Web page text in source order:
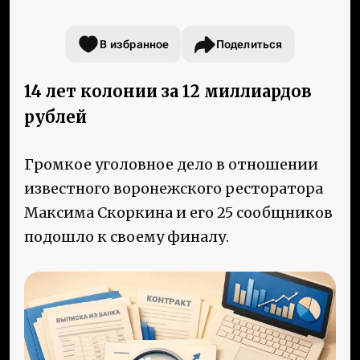
В избранное Поделиться
14 лет колонии за 12 миллиардов
рублей
Громкое уголовное дело в отношении
известного воронежского ресторатора
Максима Скоркина и его 25 сообщников
подошло к своему финалу.